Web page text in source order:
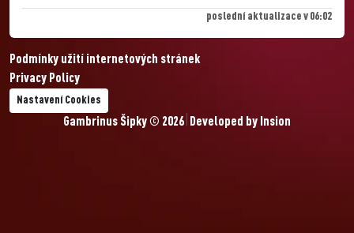
poslední aktualizace v 06:02
Podmínky užití internetových stránek
Privacy Policy
Nastavení Cookies
Gambrinus Šipky © 2026 Developed by Insion